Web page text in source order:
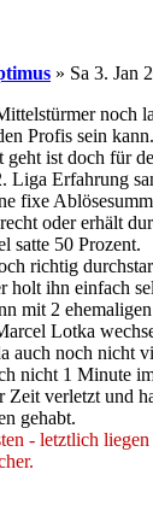
» Sa 3. Jan
noch
Profis sein kann.
geht ist doch für
Liga Erfahrung
fixe
oder erhält
satte 50 Prozent.
richtig
holt ihn einfach
mit 2
Lotka
auch noch nicht
nicht 1 Minute
Zeit verletzt und
gehabt.
- letztlich